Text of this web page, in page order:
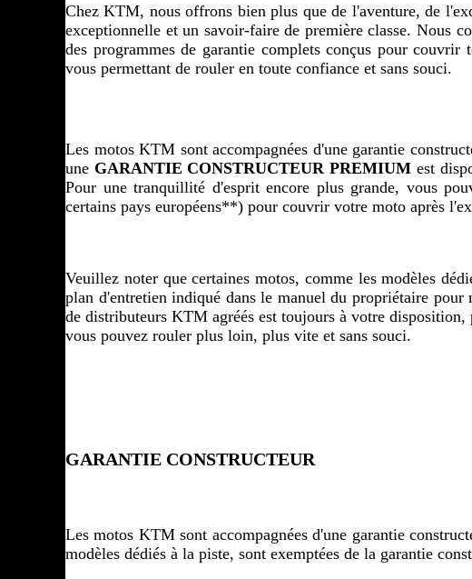
Chez KTM, nous offrons bien plus que de l'aventure, de
exceptionnelle et un savoir-faire de première classe. Nous
des programmes de garantie complets conçus pour
vous permettant de rouler en toute confiance et sans souci.
Les motos KTM sont accompagnées d'une garantie
une GARANTIE CONSTRUCTEUR PREMIUM est
Pour une tranquillité d'esprit encore plus grande, vous
certains pays européens**) pour couvrir votre moto après
Veuillez noter que certaines motos, comme les modèles
plan d'entretien indiqué dans le manuel du propriétaire
de distributeurs KTM agréés est toujours à votre
vous pouvez rouler plus loin, plus vite et sans souci.
GARANTIE CONSTRUCTEUR
Les motos KTM sont accompagnées d'une garantie
modèles dédiés à la piste, sont exemptées de la garantie